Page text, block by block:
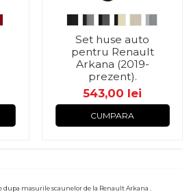
Set huse auto
pentru Renault
Arkana (2019-
prezent).
543,00 lei
CUMPARA
masurile scaunelor de la Renault Arkana .